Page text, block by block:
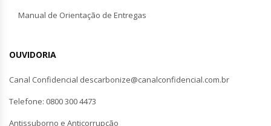
Manual de Orientação de Entregas
OUVIDORIA
Canal Confidencial descarbonize@canalconfidencial.com.br
Telefone: 0800 300 4473
Antissuborno e Anticorrupção